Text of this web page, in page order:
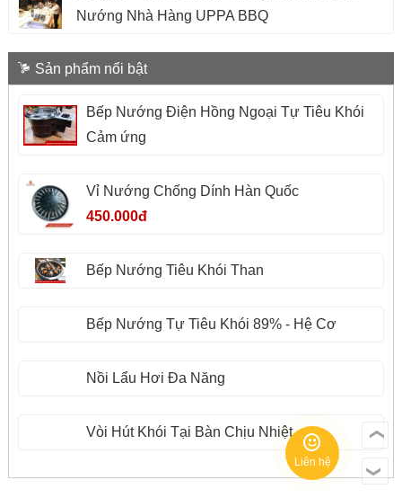
Nướng Nhà Hàng UPPA BBQ
Sản phẩm nổi bật
Bếp Nướng Điện Hồng Ngoại Tự Tiêu Khói
Cảm ứng
Vỉ Nướng Chống Dính Hàn Quốc
450.000đ
Bếp Nướng Tiêu Khói Than
Bếp Nướng Tự Tiêu Khói 89% - Hệ Cơ
Nồi Lẩu Hơi Đa Năng
Vòi Hút Khói Tại Bàn Chịu Nhiệt
Liên hệ
❯
❯